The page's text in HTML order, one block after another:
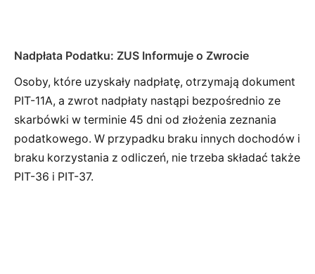
Nadpłata Podatku: ZUS Informuje o Zwrocie
Osoby, które uzyskały nadpłatę, otrzymają dokument
PIT-11A, a zwrot nadpłaty nastąpi bezpośrednio ze
skarbówki w terminie 45 dni od złożenia zeznania
podatkowego. W przypadku braku innych dochodów i
braku korzystania z odliczeń, nie trzeba składać także
PIT-36 i PIT-37.